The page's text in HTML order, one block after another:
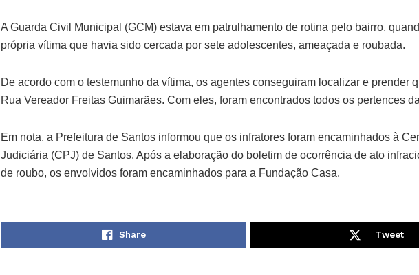
A Guarda Civil Municipal (GCM) estava em patrulhamento de rotina pelo bairro,
própria vítima que havia sido cercada por sete adolescentes, ameaçada e roubada.
De acordo com o testemunho da vítima, os agentes conseguiram localizar e prender
Rua Vereador Freitas Guimarães. Com eles, foram encontrados todos os pertences
Em nota, a Prefeitura de Santos informou que os infratores foram encaminhados à
Judiciária (CPJ) de Santos. Após a elaboração do boletim de ocorrência de ato
de roubo, os envolvidos foram encaminhados para a Fundação Casa.
Share Tweet